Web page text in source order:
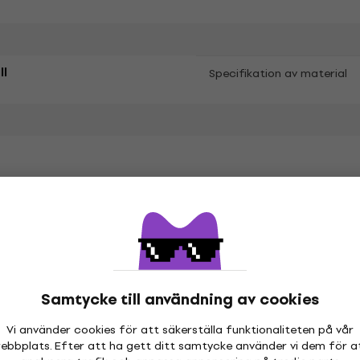
Samtycke till användning av cookies
Vi använder cookies för att säkerställa funktionaliteten på vår
Efter att ha gett ditt samtycke använder vi dem för
Specifikation av material
Vinyl LP-skivor Musikkepsar